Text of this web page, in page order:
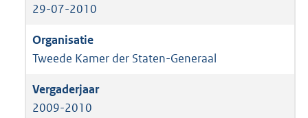
29-07-2010
Tweede Kamer der Staten-Generaal
2009-2010